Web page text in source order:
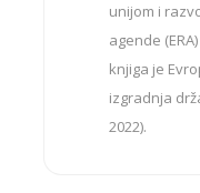
unijom i
agende
knjiga je
izgradnja
2022).